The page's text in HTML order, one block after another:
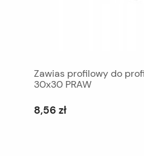
Zawias profilowy do
30x30 PRAW
8,56 zł